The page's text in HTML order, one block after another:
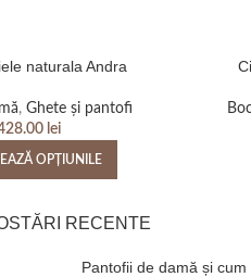
naturala Andra
,Ghete și pantofi
lei
OPȚIUNILE
RECENTE
Pantofii de damă și